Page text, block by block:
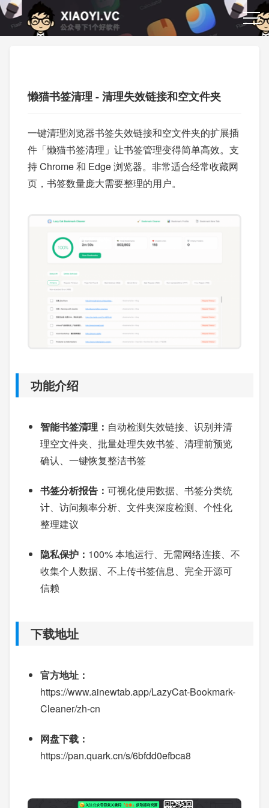
懒猫书签清理 - 清理失效链接和空文件夹
一键清理浏览器书签失效链接和空文件夹的扩展插
件「懒猫书签清理」让书签管理变得简单高效。支
持 Chrome 和 Edge 浏览器。非常适合经常收藏网
页，书签数量庞大需要整理的用户。
功能介绍
智能书签清理： 自动检测失效链接、识别并清
理空文件夹、批量处理失效书签、清理前预览
确认、一键恢复整洁书签
书签分析报告： 可视化使用数据、书签分类统
计、访问频率分析、文件夹深度检测、个性化
整理建议
隐私保护： 100% 本地运行、无需网络连接、不
收集个人数据、不上传书签信息、完全开源可
信赖
下载地址
官方地址：
https://www.ainewtab.app/LazyCat-Bookmark-
Cleaner/zh-cn
网盘下载：
https://pan.quark.cn/s/6bfdd0efbca8